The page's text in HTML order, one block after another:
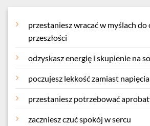
przestaniesz wracać w myślach do
przeszłości
odzyskasz energię i skupienie na
poczujesz lekkość zamiast napięcia
przestaniesz potrzebować
zaczniesz czuć spokój w sercu